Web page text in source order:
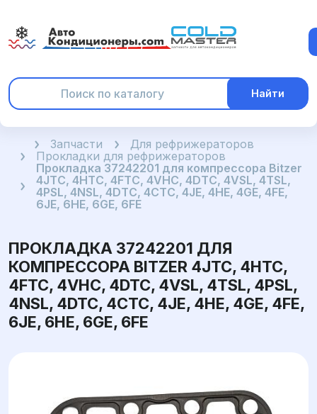
Найти
ГлавнаяЗапчасти
Для рефрижераторов
Прокладки для рефрижераторов
Прокладка 37242201 для компрессора Bitzer
4JTC, 4HTC, 4FTC, 4VHC, 4DTC, 4VSL, 4TSL,
4PSL, 4NSL, 4DTC, 4CTC, 4JE, 4HE, 4GE, 4FE,
6JE, 6HE, 6GE, 6FE
ПРОКЛАДКА 37242201 ДЛЯ
КОМПРЕССОРА BITZER 4JTC, 4HTC,
4FTC, 4VHC, 4DTC, 4VSL, 4TSL, 4PSL,
4NSL, 4DTC, 4CTC, 4JE, 4HE, 4GE, 4FE,
6JE, 6HE, 6GE, 6FE